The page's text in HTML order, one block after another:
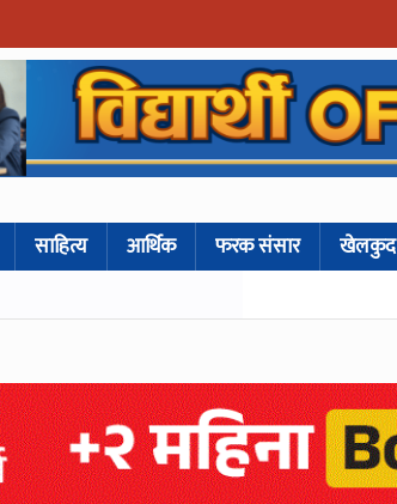
साहित्य आर्थिक फरक संसार खेलकुद